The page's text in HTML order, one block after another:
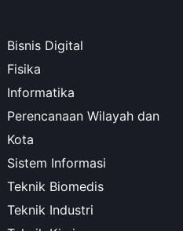
Bisnis Digital
Fisika
Informatika
Perencanaan Wilayah dan
Kota
Sistem Informasi
Teknik Biomedis
Teknik Industri